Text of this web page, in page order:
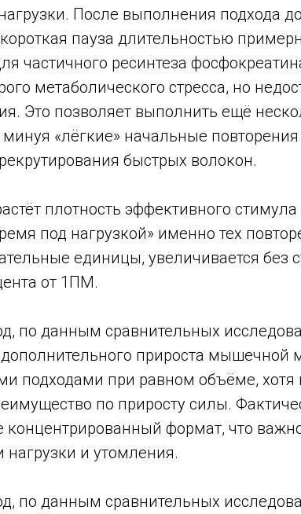
После выполнения подхода
пауза длительностью
частичного ресинтеза
метаболического стресса, но
Это позволяет выполнить ещё
«лёгкие» начальные
быстрых волокон.
плотность эффективного
под нагрузкой» именно тех
единицы, увеличивается без
от 1ПМ.
по данным сравнительных
прироста мышечной
подходами при равном объёме, хотя
по приросту силы.
концентрированный формат, что
нагрузки и утомления.
по данным сравнительных